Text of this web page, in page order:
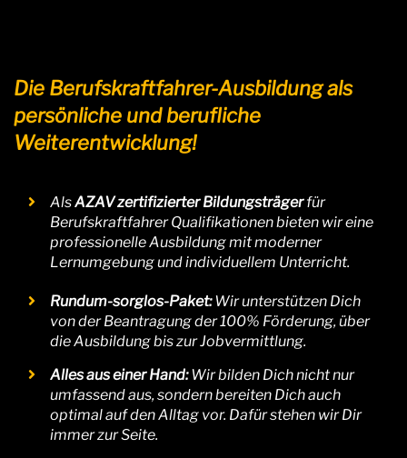
Die Berufskraftfahrer-Ausbildung als
persönliche und berufliche
Weiterentwicklung!
AlsAZAV zertifizierter Bildungsträgerfür
Berufskraftfahrer Qualifikationen bieten wir eine
professionelle Ausbildung mit moderner
Lernumgebung und individuellem Unterricht.
Rundum-sorglos-Paket:Wir unterstützen Dich
von der Beantragung der 100% Förderung, über
die Ausbildung bis zur Jobvermittlung.
Alles aus einer Hand:Wir bilden Dich nicht nur
umfassend aus, sondern bereiten Dich auch
optimal auf den Alltag vor. Dafür stehen wir Dir
immer zur Seite.